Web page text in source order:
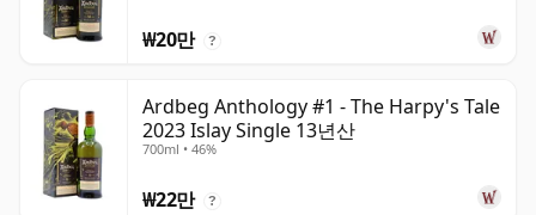
₩20만 ?
Ardbeg Anthology #1 - The Harpy's Tale
2023 Islay Single 13년산
700ml • 46%
₩22만 ?